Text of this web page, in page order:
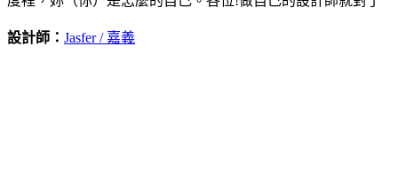
設計師： Jasfer / 嘉義